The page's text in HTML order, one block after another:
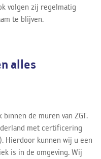
volgen zij regelmatig
te blijven.
alles
de muren van ZGT.
met certificering
Hierdoor kunnen wij u een
is in de omgeving. Wij